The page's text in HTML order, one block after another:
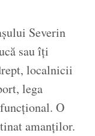
Severin
sau îți
localnicii
lega
O
amanților.